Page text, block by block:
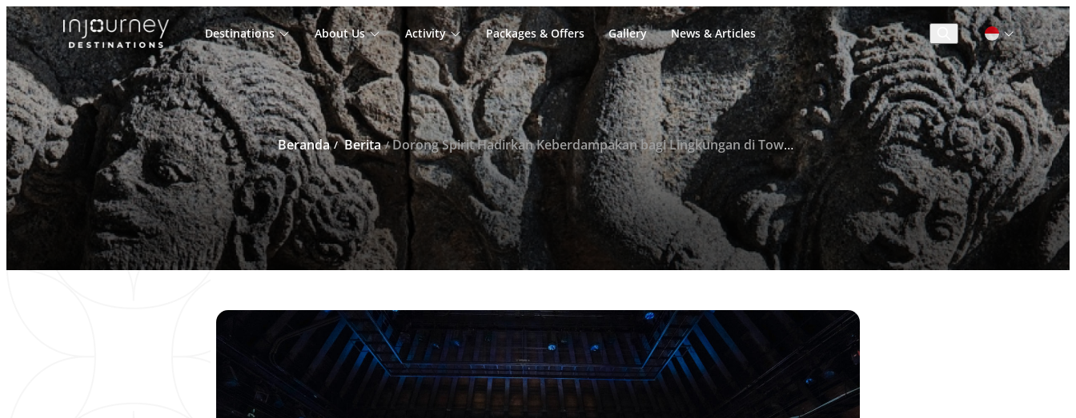
Destinations About Us Activity Packages & Offers Gallery News & Articles
Cari
untuk:
Cari
Beranda Berita Dorong Spirit Hadirkan Keberdampakan bagi Lingkungan di Townhall Meeting #4